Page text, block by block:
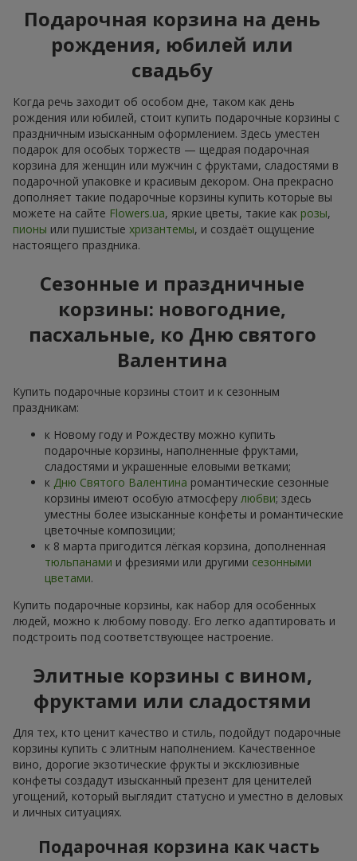
Подарочная корзина на день
рождения, юбилей или
свадьбу
Когда речь заходит об особом дне, таком как день
рождения или юбилей, стоит купить подарочные корзины с
праздничным изысканным оформлением. Здесь уместен
подарок для особых торжеств — щедрая подарочная
корзина для женщин или мужчин с фруктами, сладостями в
подарочной упаковке и красивым декором. Она прекрасно
дополняет такие подарочные корзины купить которые вы
можете на сайте Flowers.ua, яркие цветы, такие как розы,
пионы или пушистые хризантемы, и создаёт ощущение
настоящего праздника.
Сезонные и праздничные
корзины: новогодние,
пасхальные, ко Дню святого
Валентина
Купить подарочные корзины стоит и к сезонным
праздникам:
к Новому году и Рождеству можно купить
подарочные корзины, наполненные фруктами,
сладостями и украшенные еловыми ветками;
к Дню Святого Валентина романтические сезонные
корзины имеют особую атмосферу любви; здесь
уместны более изысканные конфеты и романтические
цветочные композиции;
к 8 марта пригодится лёгкая корзина, дополненная
тюльпанами и фрезиями или другими сезонными
цветами.
Купить подарочные корзины, как набор для особенных
людей, можно к любому поводу. Его легко адаптировать и
подстроить под соответствующее настроение.
Элитные корзины с вином,
фруктами или сладостями
Для тех, кто ценит качество и стиль, подойдут подарочные
корзины купить с элитным наполнением. Качественное
вино, дорогие экзотические фрукты и эксклюзивные
конфеты создадут изысканный презент для ценителей
угощений, который выглядит статусно и уместно в деловых
и личных ситуациях.
Подарочная корзина как часть